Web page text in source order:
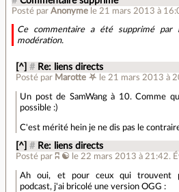
Posté par Anonyme le 21 mars 2013 à
Ce commentaire a été supprimé par
modération.
[^] # Re: liens directs
Posté par Marotte ⛧ le 21 mars 2013 à
Un post de SamWang à 10. Comme
possible :)
C'est mérité hein je ne dis pas le
[^] # Re: liens directs
Posté parʭ ☯ le 22 mars 2013 à 21:42.
Ah oui, et pour ceux qui trouvent
podcast, j'ai bricolé une version OGG :